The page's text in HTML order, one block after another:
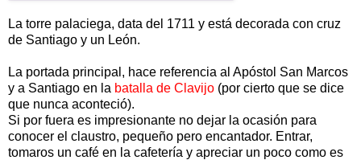
La torre palaciega, data del 1711 y está decorada con cruz
de Santiago y un León.
La portada principal, hace referencia al Apóstol San Marcos
y a Santiago en la batalla de Clavijo (por cierto que se dice
que nunca aconteció).
Si por fuera es impresionante no dejar la ocasión para
conocer el claustro, pequeño pero encantador. Entrar,
tomaros un café en la cafetería y apreciar un poco como es